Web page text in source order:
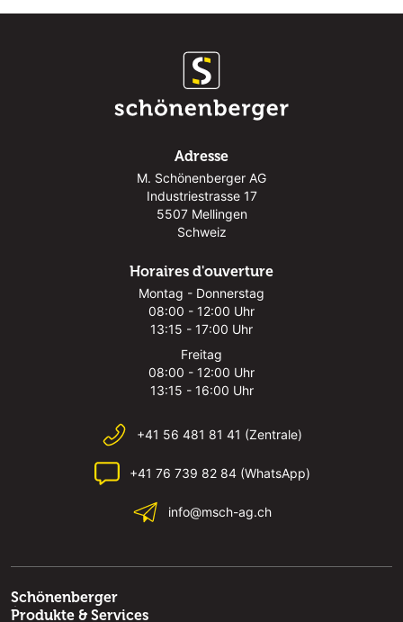
Adresse
M. Schönenberger AG
Industriestrasse 17
5507 Mellingen
Schweiz
Horaires d'ouverture
Montag - Donnerstag
08:00 - 12:00 Uhr
13:15 - 17:00 Uhr
Freitag
08:00 - 12:00 Uhr
13:15 - 16:00 Uhr
+41 56 481 81 41 (Zentrale)
+41 76 739 82 84 (WhatsApp)
info@msch-ag.ch
Schönenberger
Produkte & Services